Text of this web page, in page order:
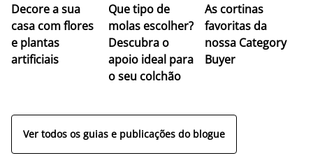
Decore a sua
casa com flores
e plantas
artificiais
Que tipo de
molas escolher?
Descubra o
apoio ideal para
o seu colchão
As cortinas
favoritas da
nossa Category
Buyer
Ver todos os guias e publicações do blogue